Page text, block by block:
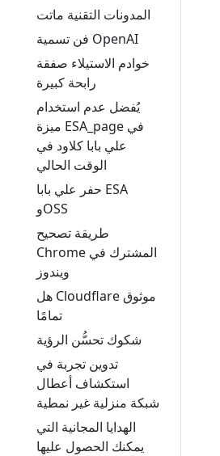
المدونات التقنية ماتت
فن تسمية OpenAI
خوادم الاستيلاء صفقة
رابحة كبيرة
يُفضل عدم استخدام
ميزة ESA_page في
علي بابا كلاود في
الوقت الحالي
حفر علي بابا ESA
وOSS
طريقة تصحيح
Chrome المشترك في
ويندوز
هل Cloudflare موثوق
تمامًا
شكوك تحسُّن الرؤية
تدوين تجربة في
استكشاف أعطال
شبكة منزلية غير نمطية
الهدايا المجانية التي
يمكنك الحصول عليها